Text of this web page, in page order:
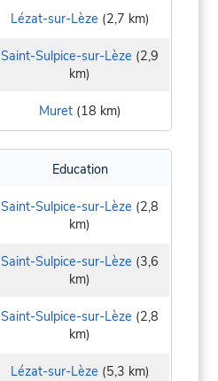
Lézat-sur-Lèze (2,7 km)
Saint-Sulpice-sur-Lèze (2,9
km)
Muret(18 km)
Education
Saint-Sulpice-sur-Lèze (2,8
km)
Saint-Sulpice-sur-Lèze (3,6
km)
Saint-Sulpice-sur-Lèze (2,8
km)
Lézat-sur-Lèze (5,3 km)